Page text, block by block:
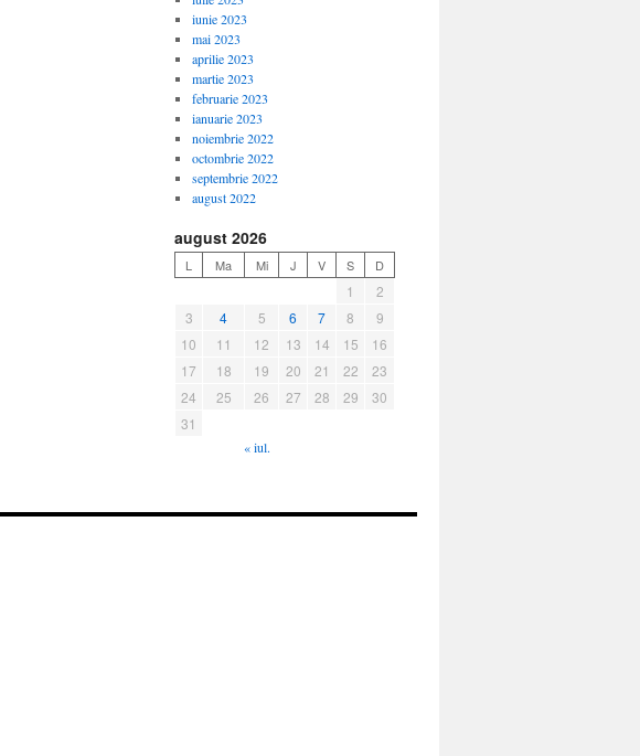
iunie 2023
mai 2023
aprilie 2023
martie 2023
februarie 2023
ianuarie 2023
noiembrie 2022
octombrie 2022
septembrie 2022
august 2022
august 2026
L Ma Mi J V S D
1
2
3
4 5 6 7 8
9
10
11 12 13 14 15
16
17
18 19 20 21 22
23
24
25 26 27 28 29
30
31
« iul.